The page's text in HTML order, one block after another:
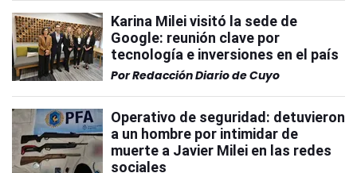
Karina Milei visitó la sede de
Google: reunión clave por
tecnología e inversiones en el país
PorRedacción Diario de Cuyo
Operativo de seguridad: detuvieron
a un hombre por intimidar de
muerte a Javier Milei en las redes
sociales